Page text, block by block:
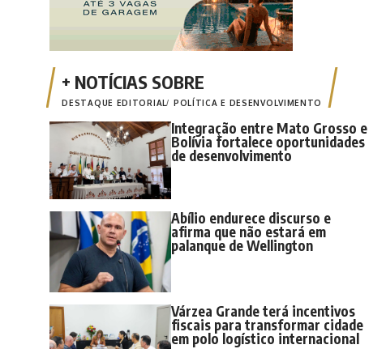
DESTAQUE EDITORIAL POLÍTICA E DESENVOLVIMENTO
Integração entre Mato Grosso e
Bolívia fortalece oportunidades
de desenvolvimento
Abílio endurece discurso e
afirma que não estará em
palanque de Wellington
Várzea Grande terá incentivos
fiscais para transformar cidade
em polo logístico internacional